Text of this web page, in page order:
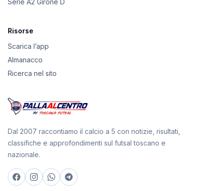
Serie A2 Girone D
Risorse
Scarica l’app
Almanacco
Ricerca nel sito
Dal 2007 raccontiamo il calcio a 5 con notizie, risultati,
classifiche e approfondimenti sul futsal toscano e
nazionale.